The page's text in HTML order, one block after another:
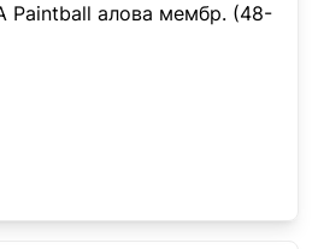
Paintball алова мембр. (48-